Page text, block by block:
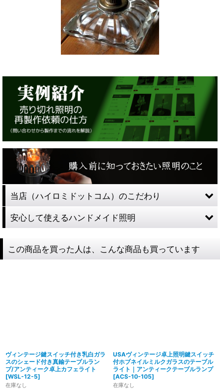
当店（ハイロミドットコム）のこだわり
安心して使えるハンドメイド照明
この商品を買った人は、こんな商品も買っています
ヴィンテージ鍵スイッチ付き乳白ガラ
スのシェード付き真鍮テーブルラン
プ/アンティーク卓上カフェライト
[WSL-12-5]
在庫なし
USAヴィンテージ卓上照明鍵スイッチ
付ホブネイルミルクガラスのテーブル
ライト｜アンティークテーブルランプ
[ACS-10-105]
在庫なし